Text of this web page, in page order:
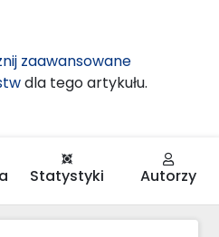
zaawansowane
dla tego artykułu.
Statystyki Autorzy